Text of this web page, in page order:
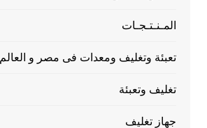
المـنـتـجـات
تعبئة وتغليف ومعدات فى مصر و العالم
تغليف وتعبئة
جهاز تغليف